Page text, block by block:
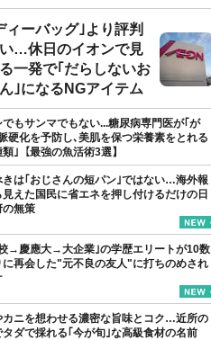
ィーバッグ｣より評判
…休日のイオンで見
一発で｢だらしないお
｣になるNGアイテム
でもサンマでもない...糖尿病専門医が｢が
硬化を予防し､美肌を保つ栄養素をとれる
｣【最強の魚活術3選】
きは｢おじさんの短パン｣ではない…海外報
えた国民に省エネを押し付けるだけの日
の無策
→慶應大→大企業｣の学歴エリートが10数
に再会した"元不良の友人"に打ちのめされ
カニを想わせる濃密な旨味とコク…近所の
タダで採れる｢今が旬｣な高級食材の名前